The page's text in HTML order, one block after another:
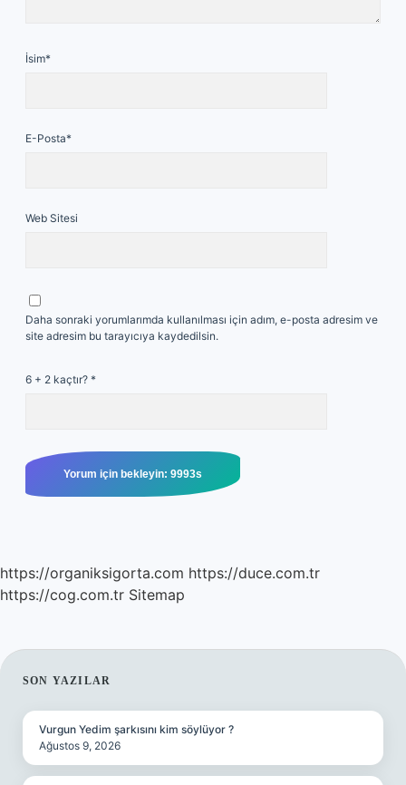
İsim*
E-Posta*
Web Sitesi
Daha sonraki yorumlarımda kullanılması için adım, e-posta adresim ve
site adresim bu tarayıcıya kaydedilsin.
6 + 2 kaçtır? *
https://organiksigorta.com https://duce.com.tr
https://cog.com.tr Sitemap
SIDEBAR
SON YAZILAR
Vurgun Yedim şarkısını kim söylüyor ?
Ağustos 9, 2026